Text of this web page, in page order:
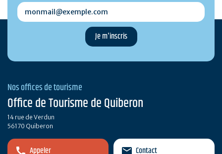
monmail@exemple.com
Nos offices de tourisme
Office de Tourisme de Quiberon
14 rue de Verdun
56170 Quiberon
Appeler Contact